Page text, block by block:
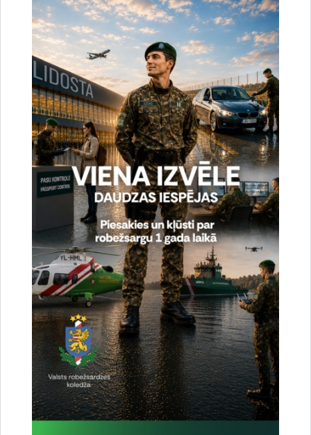
Noslēgušās Valsts robežsardzes organizētas
starptautiskās operatīvi - taktiskās mācības
“RONIS 2026”
27.07.2026. Sabiedriskie pasākumi
2026. gada 6. augusts uz valsts robežas un
valsts iekšienē
Statistika
2026. gada 5. augusts uz valsts robežas un
valsts iekšienē
06.08.2026. Statistika
Visi jaunumi